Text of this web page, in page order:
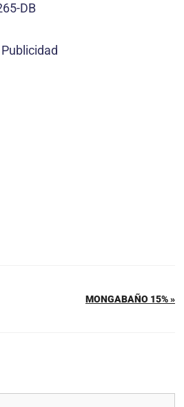
DB
Publicidad
MONGABAÑO 15% »